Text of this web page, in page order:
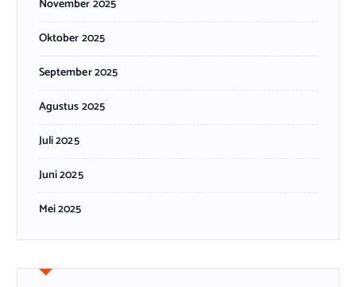
November 2025
Oktober 2025
September 2025
Agustus 2025
Juli 2025
Juni 2025
Mei 2025